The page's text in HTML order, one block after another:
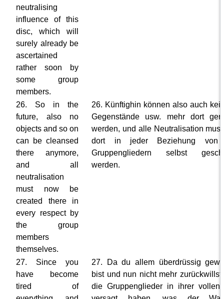
neutralising
influence of this
disc, which will
surely already be
ascertained
rather soon by
some group
members.
26. So in the
future, also no
objects and so on
can be cleansed
there anymore,
and all
neutralisation
must now be
created there in
every respect by
the group
members
themselves.
26. Künftighin können also auch
Gegenstände usw. mehr dort
werden, und alle Neutralisation
dort in jeder Beziehung von
Gruppengliedern selbst
werden.
27. Since you
have become
tired of
27. Da du allem überdrüssig
bist und nun nicht mehr
die Gruppenglieder in ihrer vollen